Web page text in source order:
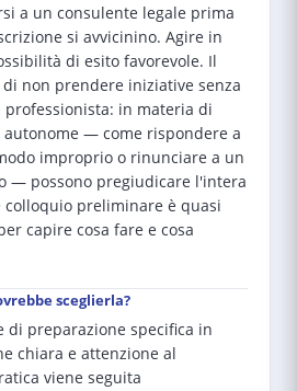
a un consulente legale prima
si avvicinino. Agire in
di esito favorevole. Il
non prendere iniziative senza
in materia di
autonome — come rispondere a
improprio o rinunciare a un
— possono pregiudicare l'intera
colloquio preliminare è quasi
capire cosa fare e cosa
sceglierla?
di preparazione specifica in
chiara e attenzione al
viene seguita